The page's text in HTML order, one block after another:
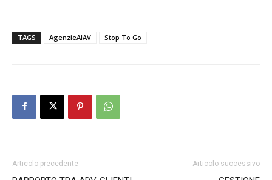
TAGS AgenzieAIAV Stop To Go
Articolo precedente Articolo successivo